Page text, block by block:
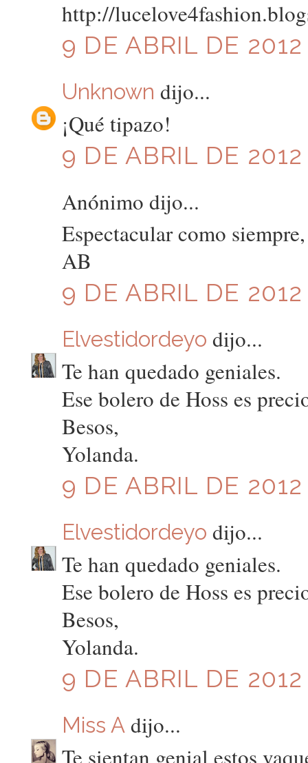
http://
9 DE ABRIL DE
Unknown dijo...
¡Qué tipazo!
9 DE ABRIL DE
Anónimo dijo...
Espectacular como
AB
9 DE ABRIL DE
Elvestidordeyo dijo...
Te han quedado geniales.
Ese bolero de Hoss es
Besos,
Yolanda.
9 DE ABRIL DE 2012
Elvestidordeyo dijo...
Te han quedado geniales.
Ese bolero de Hoss es
Besos,
Yolanda.
9 DE ABRIL DE 2012
Miss Adijo...
Te sientan genial estos